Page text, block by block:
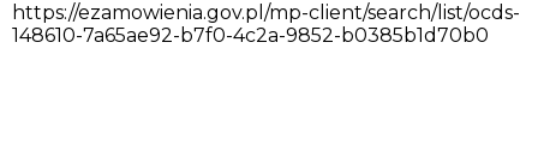
https://ezamowienia.gov.pl/mp-client/search/list/ocds-
148610-7a65ae92-b7f0-4c2a-9852-b0385b1d70b0